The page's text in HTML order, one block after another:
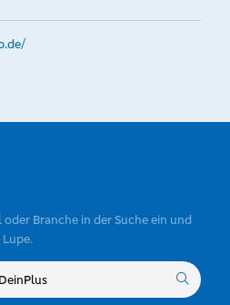
Branche in der Suche ein und